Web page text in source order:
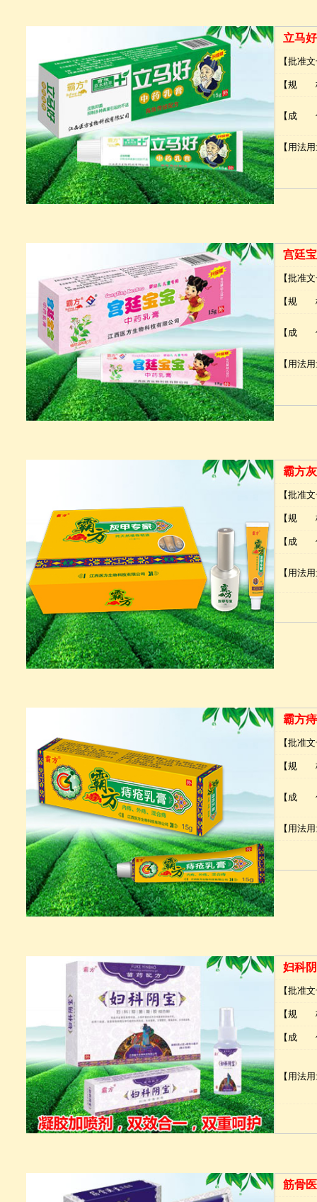
立马
【批准
【规
【成
【用法
宫廷
【批准
【规
【成
【用法
霸方
【批准
【规
【成
【用法
霸方
【批准
【规
【成
【用法
妇科
【批准
【规
【成
【用法
筋骨